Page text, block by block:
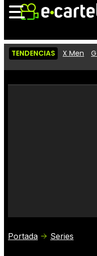
Vídeos
TENDENCIAS X Men
Portada Series